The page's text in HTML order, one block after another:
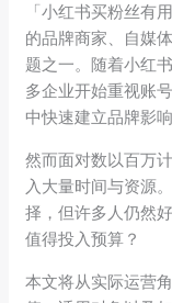
「小红书买粉丝有
的品牌商家、自媒
题之一。随着小红
多企业开始重视账
中快速建立品牌影响
然而面对数以百万
入大量时间与资源
择，但许多人仍然
值得投入预算？
本文将从实际运营